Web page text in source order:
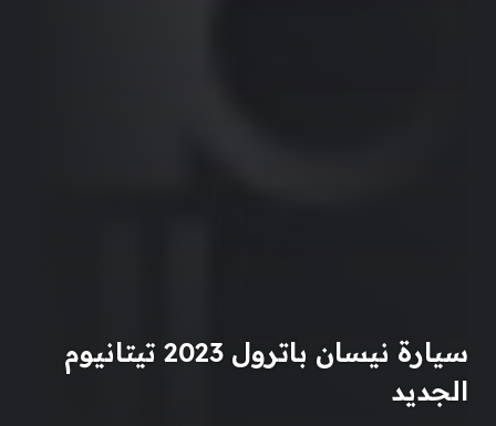
سيارة نيسان باترول 2023 تيتانيوم
الجديد